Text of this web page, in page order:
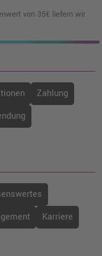
von 35€ liefern wir
Zahlung
Karriere